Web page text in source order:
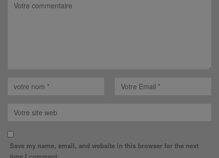
Save my name, email, and website in this browser for the next